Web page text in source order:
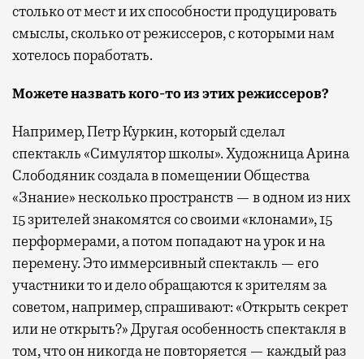
столько от мест и их способности продуцировать
смыслы, сколько от режиссеров, с которыми нам
хотелось поработать.
Можете назвать кого-то из этих режиссеров?
Например, Петр Куркин, который сделал
спектакль «Симулятор школы». Художница Арина
Слободяник создала в помещении Общества
«Знание» несколько пространств — в одном из них
15 зрителей знакомятся со своими «клонами», 15
перформерами, а потом попадают на урок и на
перемену. Это иммерсивный спектакль — его
участники то и дело обращаются к зрителям за
советом, например, спрашивают: «Открыть секрет
или не открыть?» Другая особенность спектакля в
том, что он никогда не повторяется — каждый раз